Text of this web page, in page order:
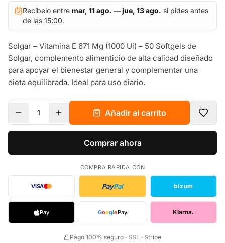
Recíbelo entre mar, 11 ago. — jue, 13 ago. si pides antes
de las 15:00.
Solgar – Vitamina E 671 Mg (1000 Ui) – 50 Softgels de
Solgar, complemento alimenticio de alta calidad diseñado
para apoyar el bienestar general y complementar una
dieta equilibrada. Ideal para uso diario.
1 Añadir al carrito
Comprar ahora
COMPRA RÁPIDA CON
VISA PayPal bizum
Pay GooglePay Klarna.
Pago 100% seguro · SSL · Stripe